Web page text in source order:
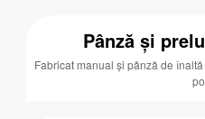
Pânză și
Fabricat manual și pânză de